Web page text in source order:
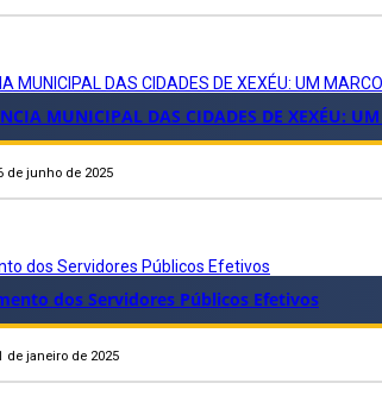
MUNICIPAL DAS CIDADES DE XEXÉU: UM
MUNICIPAL DAS CIDADES DE XEXÉU:
de junho de 2025
dos Servidores Públicos Efetivos
dos Servidores Públicos Efetivos
de janeiro de 2025